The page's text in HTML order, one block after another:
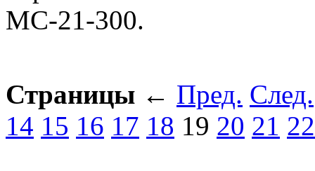
МС‑21-300.
Страницы ← Пред. След.
14 15 16 17 18 19 20 21 22